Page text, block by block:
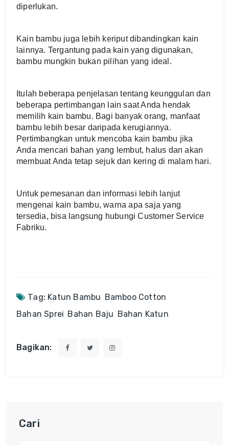
diperlukan.
Kain bambu juga lebih keriput dibandingkan kain
lainnya. Tergantung pada kain yang digunakan,
bambu mungkin bukan pilihan yang ideal.
Itulah beberapa penjelasan tentang keunggulan dan
beberapa pertimbangan lain saat Anda hendak
memilih kain bambu. Bagi banyak orang, manfaat
bambu lebih besar daripada kerugiannya.
Pertimbangkan untuk mencoba kain bambu jika
Anda mencari bahan yang lembut, halus dan akan
membuat Anda tetap sejuk dan kering di malam hari.
Untuk pemesanan dan informasi lebih lanjut
mengenai kain bambu, warna apa saja yang
tersedia, bisa langsung hubungi Customer Service
Fabriku.
Tag: Katun Bambu Bamboo Cotton
Bahan Sprei Bahan Baju Bahan Katun
Bagikan:
Cari